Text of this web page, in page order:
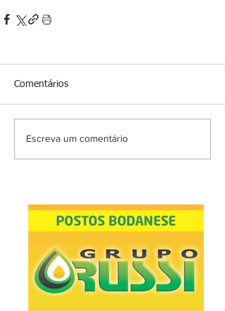
Comentários
Escreva um comentário